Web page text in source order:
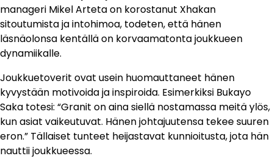
manageri Mikel Arteta on korostanut Xhakan
sitoutumista ja intohimoa, todeten, että hänen
läsnäolonsa kentällä on korvaamatonta joukkueen
dynamiikalle.
Joukkuetoverit ovat usein huomauttaneet hänen
kyvystään motivoida ja inspiroida. Esimerkiksi Bukayo
Saka totesi: “Granit on aina siellä nostamassa meitä ylös,
kun asiat vaikeutuvat. Hänen johtajuutensa tekee suuren
eron.” Tällaiset tunteet heijastavat kunnioitusta, jota hän
nauttii joukkueessa.